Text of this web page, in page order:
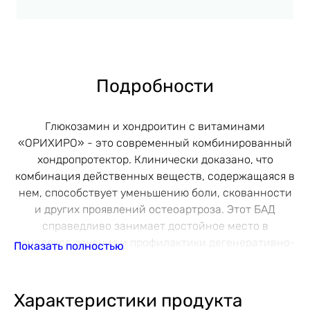
Подробности
Глюкозамин и хондроитин с витаминами
«ОРИХИРО» - это современный комбинированный
хондропротектор. Клинически доказано, что
комбинация действенных веществ, содержащаяся в
нем, способствует уменьшению боли, скованности
и других проявлений остеоартроза. Этот БАД
справедливо занимает достойное место в
комплексе лечения и профилактики дегенеративно-
Показать полностью
Характеристики продукта